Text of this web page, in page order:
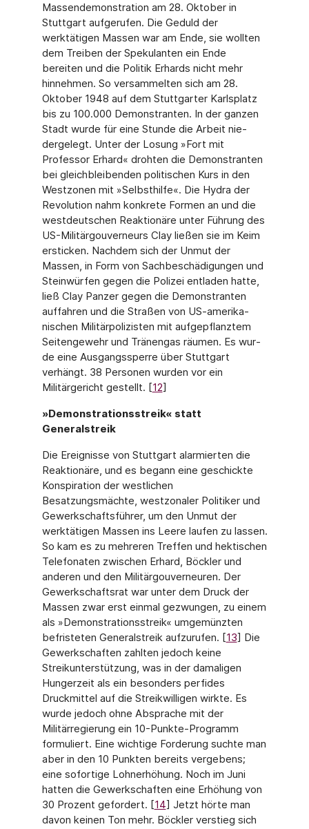
Massendemonstration am 28. Oktober in
Stuttgart aufgerufen. Die Geduld der
werktätigen Massen war am Ende, sie wollten
dem Treiben der Spekulanten ein Ende
bereiten und die Politik Erhards nicht mehr
hinnehmen. So versammelten sich am 28.
Oktober 1948 auf dem Stuttgarter Karlsplatz
bis zu 100.000 Demonstranten. In der ganzen
Stadt wurde für eine Stunde die Arbeit nie­
dergelegt. Unter der Losung »Fort mit
Professor Erhard« drohten die Demonstranten
bei gleichbleibenden politischen Kurs in den
Westzonen mit »Selbsthilfe«. Die Hydra der
Revo­lution nahm konkrete Formen an und die
westdeutschen Reaktionäre unter Führung des
US-Militärgouverneurs Clay ließen sie im Keim
ersticken. Nachdem sich der Unmut der
Massen, in Form von Sachbeschädigungen und
Steinwürfen gegen die Polizei entladen hat­te,
ließ Clay Panzer gegen die Demonstranten
auffahren und die Straßen von US-amerika­
nischen Militärpolizisten mit aufgepflanztem
Seitengewehr und Tränengas räumen. Es wur­
de eine Ausgangssperre über Stuttgart
verhängt. 38 Personen wurden vor ein
Militärge­richt gestellt. [12]
»Demonstrationsstreik« statt
Generalstreik
Die Ereignisse von Stuttgart alarmierten die
Reaktionäre, und es begann eine geschickte
Konspiration der westlichen
Besatzungsmächte, westzonaler Politiker und
Gewerkschafts­führer, um den Unmut der
werktätigen Massen ins Leere laufen zu lassen.
So kam es zu mehreren Treffen und hektischen
Telefonaten zwischen Erhard, Böckler und
anderen und den Militärgouverneuren. Der
Gewerkschaftsrat war unter dem Druck der
Massen zwar erst einmal gezwungen, zu einem
als »Demonstrationsstreik« umgemünzten
befristeten Generalstreik aufzurufen. [13] Die
Gewerkschaften zahlten jedoch keine
Streikunterstützung, was in der damaligen
Hungerzeit als ein besonders perfides
Druckmittel auf die Streikwilli­gen wirkte. Es
wurde jedoch ohne Absprache mit der
Militärregierung ein 10-Punkte-Pro­gramm
formuliert. Eine wichtige Forderung suchte man
aber in den 10 Punkten bereits vergebens;
eine sofortige Lohnerhöhung. Noch im Juni
hatten die Gewerkschaften eine Erhöhung von
30 Prozent gefordert. [14] Jetzt hörte man
davon keinen Ton mehr. Böckler ver­stieg sich